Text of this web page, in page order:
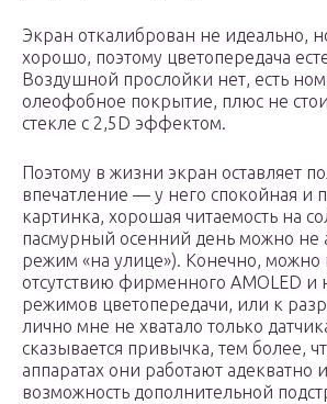
Экран откалиброван не идеально,
хорошо, поэтому цветопередача
Воздушной прослойки нет, есть
олеофобное покрытие, плюс не
стекле с 2,5D эффектом.
Поэтому в жизни экран оставляет
впечатление — у него спокойная и
картинка, хорошая читаемость на
пасмурный осенний день можно не
режим «на улице»). Конечно, можно
отсутствию фирменного AMOLED и
режимов цветопередачи, или к
лично мне не хватало только
сказывается привычка, тем более,
аппаратах они работают адекватно
возможность дополнительной